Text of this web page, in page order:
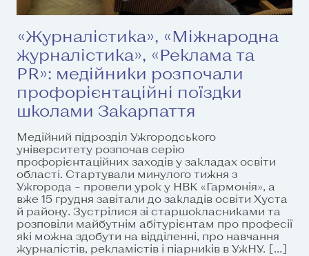
«Журналістика», «Міжнародна
журналістика», «Реклама та
PR»: медійники розпочали
профорієнтаційні поїздки
школами Закарпаття
Медійний підрозділ Ужгородського
університету розпочав серію
профорієнтаційних заходів у закладах освіти
області. Стартували минулого тижня з
Ужгорода – провели урок у НВК «Гармонія», а
вже 15 грудня завітали до закладів освіти Хуста
й району. Зустрілися зі старшокласниками та
розповіли майбутнім абітурієнтам про професії
які можна здобути на відділенні, про навчання
журналістів, рекламістів і піарників в УжНУ. […]